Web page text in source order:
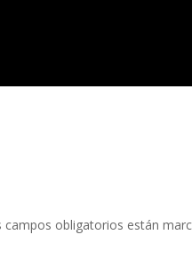
campos obligatorios están